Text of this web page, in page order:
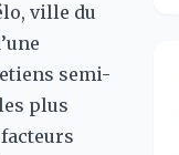
ville du
semi-
plus